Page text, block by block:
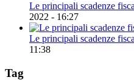
Le principali scadenze
2022 - 16:27
Le principali scadenze
11:38
Tag